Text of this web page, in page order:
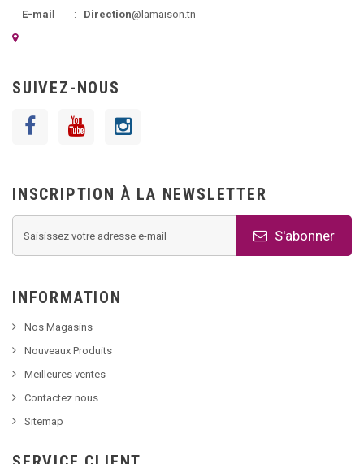
E-mai l : Direction@lamaison.tn
SUIVEZ-NOUS
INSCRIPTION À LA NEWSLETTER
S'abonner
INFORMATION
Nos Magasins
Nouveaux Produits
Meilleures ventes
Contactez nous
Sitemap